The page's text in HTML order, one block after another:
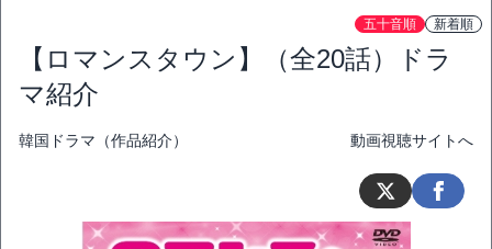
五十音順 新着順
【ロマンスタウン】（全20話）ドラ
マ紹介
韓国ドラマ（作品紹介） 動画視聴サイトへ